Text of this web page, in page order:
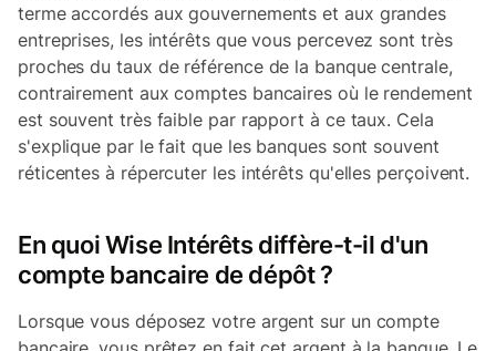
terme accordés aux gouvernements et aux grandes
entreprises, les intérêts que vous percevez sont très
proches du taux de référence de la banque centrale,
contrairement aux comptes bancaires où le rendement
est souvent très faible par rapport à ce taux. Cela
s'explique par le fait que les banques sont souvent
réticentes à répercuter les intérêts qu'elles perçoivent.
En quoi Wise Intérêts diffère-t-il d'un
compte bancaire de dépôt ?
Lorsque vous déposez votre argent sur un compte